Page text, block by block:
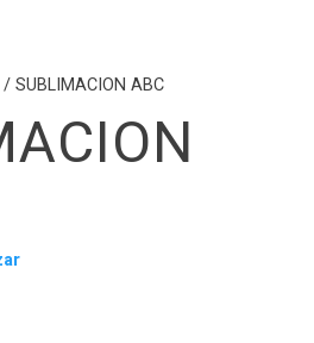
/ SUBLIMACION ABC